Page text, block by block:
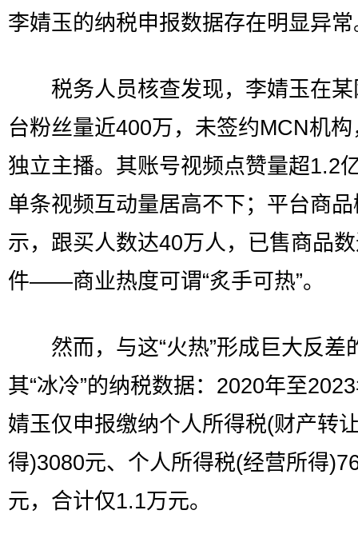
李婧玉的纳税申报数据存在明显异常
税务人员核查发现，李婧玉在某
台粉丝量近400万，未签约MCN机
独立主播。其账号视频点赞量超1.2
单条视频互动量居高不下；平台商
示，跟买人数达40万人，已售商品
件——商业热度可谓“炙手可热”。
然而，与这“火热”形成巨大反差
其“冰冷”的纳税数据：2020年至
婧玉仅申报缴纳个人所得税(财产转
得)3080元、个人所得税(经营所得
元，合计仅1.1万元。